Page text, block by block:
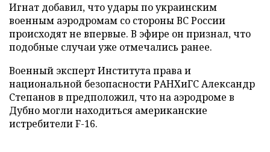
Игнат добавил, что удары по украинским
военным аэродромам со стороны ВС России
происходят не впервые. В эфире он признал, что
подобные случаи уже отмечались ранее.
Военный эксперт Института права и
национальной безопасности РАНХиГС Александр
Степанов в предположил, что на аэродроме в
Дубно могли находиться американские
истребители F-16.